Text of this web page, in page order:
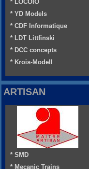
* LOCOIO
* YD Models
* CDF Informatique
* LDT Littfinski
* DCC concepts
* Krois-Modell
ARTISAN
* SMD
* Mecanic Trains